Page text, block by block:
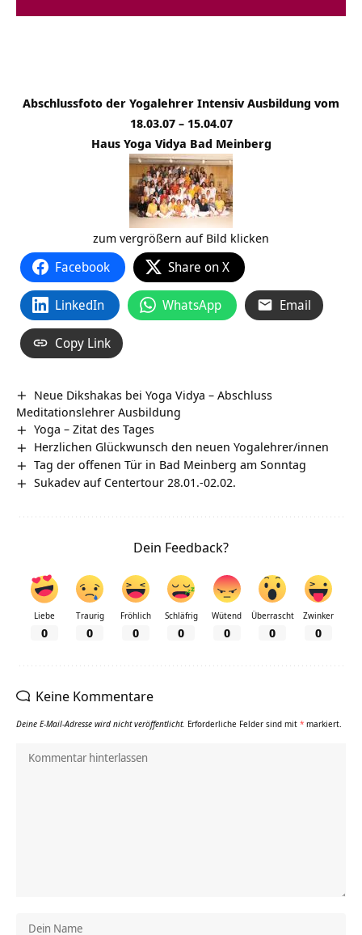
Abschlussfoto der Yogalehrer Intensiv Ausbildung vom
18.03.07 – 15.04.07
Haus Yoga Vidya Bad Meinberg
zum vergrößern auf Bild klicken
Facebook Share on X
LinkedIn WhatsApp Email
Copy Link
Neue Dikshakas bei Yoga Vidya – Abschluss
Meditationslehrer Ausbildung
Yoga – Zitat des Tages
Herzlichen Glückwunsch den neuen Yogalehrer/innen
Tag der offenen Tür in Bad Meinberg am Sonntag
Sukadev auf Centertour 28.01.-02.02.
Dein Feedback?
Liebe
0
Traurig
0
Fröhlich
0
Schläfrig
0
Wütend
0
Überrascht
0
Zwinker
0
Keine Kommentare
Deine E-Mail-Adresse wird nicht veröffentlicht. Erforderliche Felder sind mit * markiert.